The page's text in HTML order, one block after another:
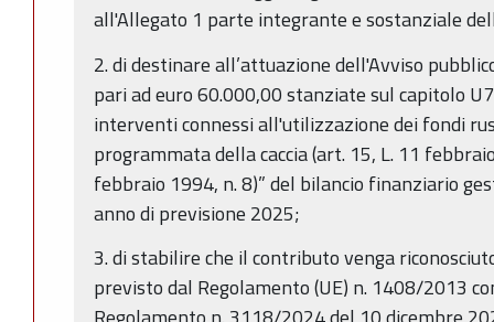
all'Allegato 1 parte integrante e sostanziale
2. di destinare all’attuazione dell'Avviso
pari ad euro 60.000,00 stanziate sul capitolo
interventi connessi all'utilizzazione dei fondi
programmata della caccia (art. 15, L. 11
febbraio 1994, n. 8)” del bilancio finanziario
anno di previsione 2025;
3. di stabilire che il contributo venga
previsto dal Regolamento (UE) n. 1408/2013